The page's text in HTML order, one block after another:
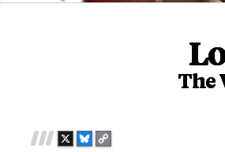
The
X
B
C